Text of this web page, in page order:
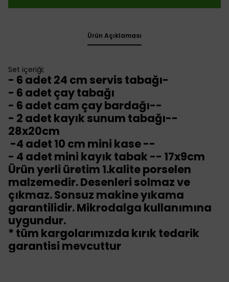
Ürün Açıklaması
Set içeriği;
- 6 adet 24 cm servis tabağı-
- 6 adet çay tabağı
- 6 adet cam çay bardağı--
- 2 adet kayık sunum tabağı--
28x20cm
-4 adet 10 cm mini kase--
- 4 adet mini kayık tabak -- 17x9cm
Ürün yerli üretim 1.kalite porselen
malzemedir. Desenleri solmaz ve
çıkmaz. Sonsuz makine yıkama
garantilidir. Mikrodalga kullanımına
uygundur.
* tüm kargolarımızda kırık tedarik
garantisi mevcuttur